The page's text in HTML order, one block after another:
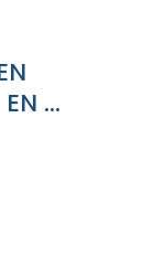
EN …